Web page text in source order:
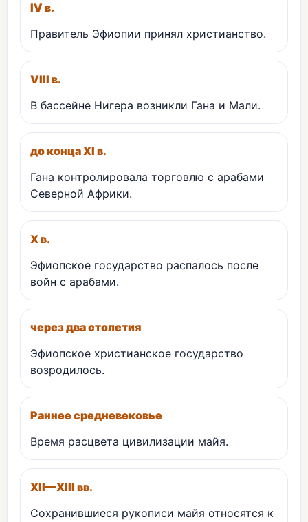
IV в.
Правитель Эфиопии принял христианство.
VIII в.
В бассейне Нигера возникли Гана и Мали.
до конца XI в.
Гана контролировала торговлю с арабами
Северной Африки.
X в.
Эфиопское государство распалось после
войн с арабами.
через два столетия
Эфиопское христианское государство
возродилось.
Раннее средневековье
Время расцвета цивилизации майя.
XII—XIII вв.
Сохранившиеся рукописи майя относятся к